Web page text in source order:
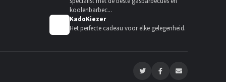
koolenbarbec...
KadoKiezer
Het perfecte cadeau voor elke gelegenheid.